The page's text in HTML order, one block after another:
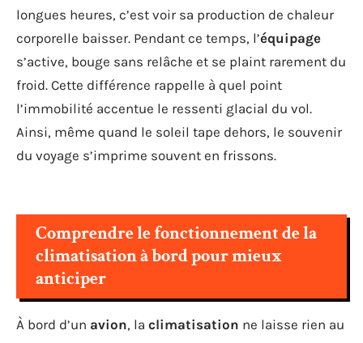
longues heures, c’est voir sa production de chaleur
corporelle baisser. Pendant ce temps, l’équipage
s’active, bouge sans relâche et se plaint rarement du
froid. Cette différence rappelle à quel point
l’immobilité accentue le ressenti glacial du vol.
Ainsi, même quand le soleil tape dehors, le souvenir
du voyage s’imprime souvent en frissons.
Comprendre le fonctionnement de la
climatisation à bord pour mieux
anticiper
À bord d’un avion, la climatisation ne laisse rien au